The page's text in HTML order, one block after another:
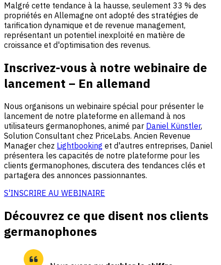
Malgré cette tendance à la hausse, seulement 33 % des
propriétés en Allemagne ont adopté des stratégies de
tarification dynamique et de revenue management,
représentant un potentiel inexploité en matière de
croissance et d'optimisation des revenus.
Inscrivez-vous à notre webinaire de
lancement – En allemand
Nous organisons un webinaire spécial pour présenter le
lancement de notre plateforme en allemand à nos
utilisateurs germanophones, animé par Daniel Künstler,
Solution Consultant chez PriceLabs. Ancien Revenue
Manager chez Lightbooking et d'autres entreprises, Daniel
présentera les capacités de notre plateforme pour les
clients germanophones, discutera des tendances clés et
partagera des annonces passionnantes.
S'INSCRIRE AU WEBINAIRE
Découvrez ce que disent nos clients
germanophones